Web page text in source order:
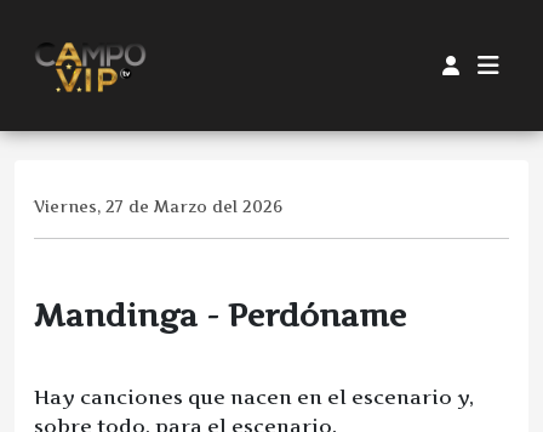
Viernes, 27 de Marzo del 2026
Mandinga - Perdóname
Hay canciones que nacen en el escenario y,
sobre todo, para el escenario.